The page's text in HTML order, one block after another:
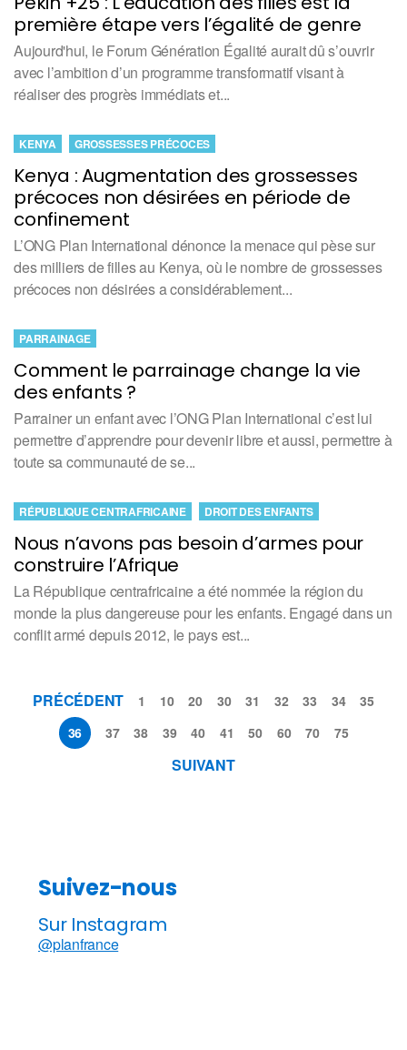
première étape vers l’égalité de genre
Aujourd'hui, le Forum Génération Égalité aurait dû s’ouvrir
avec l’ambition d’un programme transformatif visant à
réaliser des progrès immédiats et...
Kenya : Augmentation des grossesses
précoces non désirées en période de
confinement
KENYA GROSSESSES PRÉCOCES
L’ONG Plan International dénonce la menace qui pèse sur
des milliers de filles au Kenya, où le nombre de grossesses
précoces non désirées a considérablement...
Comment le parrainage change la vie
des enfants ?
PARRAINAGE
Parrainer un enfant avec l’ONG Plan International c’est lui
permettre d’apprendre pour devenir libre et aussi, permettre à
toute sa communauté de se...
Nous n’avons pas besoin d’armes pour
construire l’Afrique
RÉPUBLIQUE CENTRAFRICAINE DROIT DES ENFANTS
La République centrafricaine a été nommée la région du
monde la plus dangereuse pour les enfants. Engagé dans un
conflit armé depuis 2012, le pays est...
PRÉCÉDENT 1 10 20 30 31 32 33 34
35
36
37 38 39 40 41 50 60 70 75
SUIVANT
Suivez-nous
Sur Instagram
@planfrance